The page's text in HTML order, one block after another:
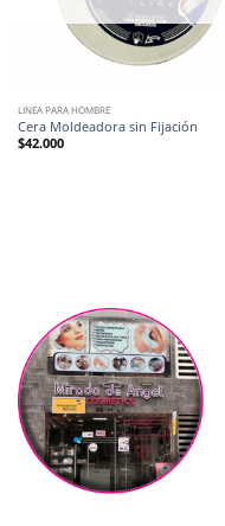
LINEA PARA HOMBRE
Cera Moldeadora sin Fijación
$42.000